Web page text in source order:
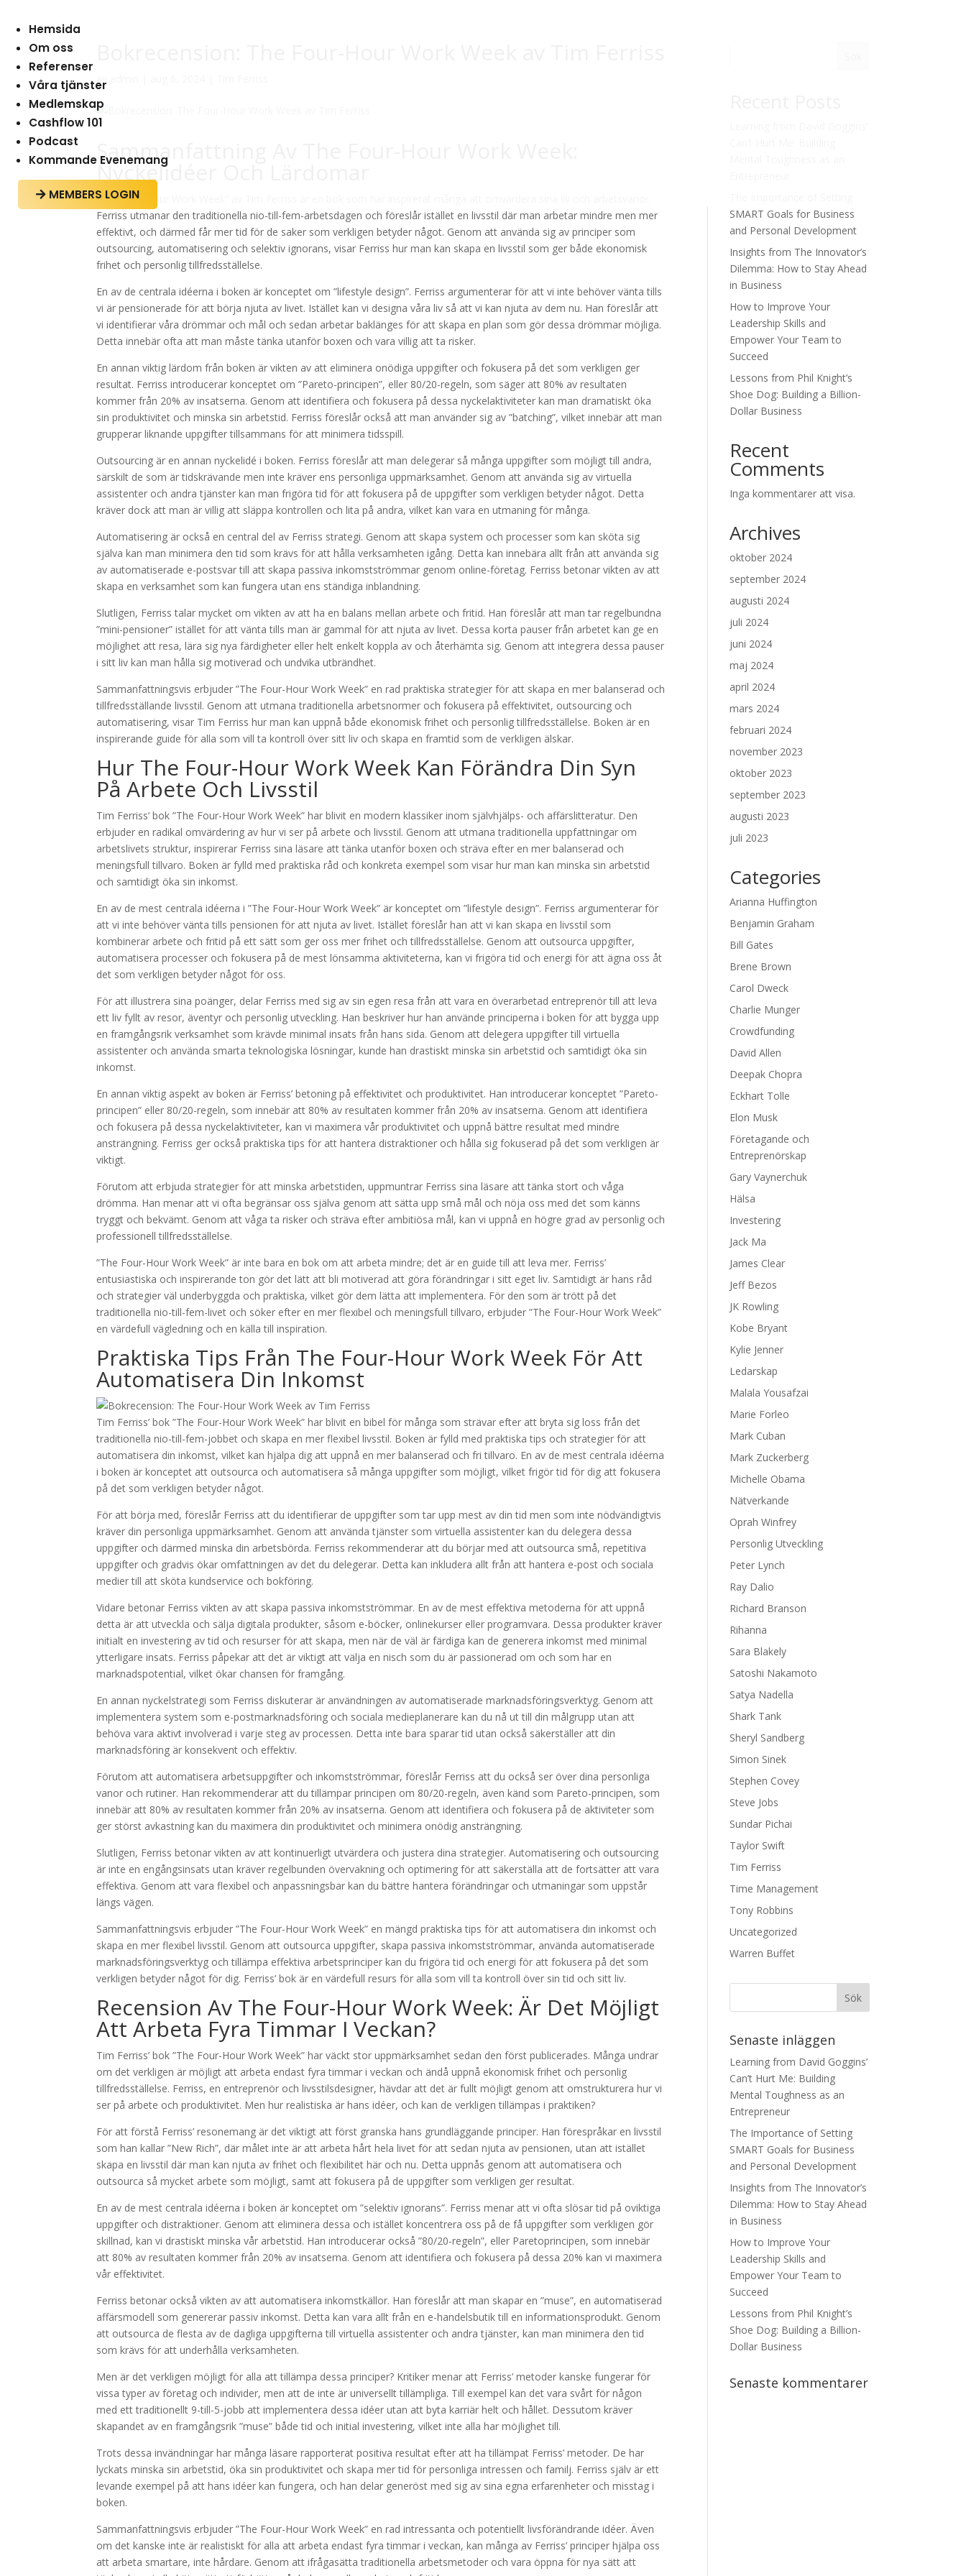
Hemsida
Om oss
Referenser
Våra tjänster
Medlemskap
Cashflow 101
Podcast
Kommande Evenemang
 MEMBERS LOGIN
Sammanfattning Av The Four-Hour Work Week:
Nyckelidéer Och Lärdomar
”The Four-Hour Work Week” av Tim Ferriss är en bok som har inspirerat många att omvärdera sina liv och arbetsvanor.
Ferriss utmanar den traditionella nio-till-fem-arbetsdagen och föreslår istället en livsstil där man arbetar mindre men mer
effektivt, och därmed får mer tid för de saker som verkligen betyder något. Genom att använda sig av principer som
outsourcing, automatisering och selektiv ignorans, visar Ferriss hur man kan skapa en livsstil som ger både ekonomisk
frihet och personlig tillfredsställelse.
En av de centrala idéerna i boken är konceptet om ”lifestyle design”. Ferriss argumenterar för att vi inte behöver vänta tills
vi är pensionerade för att börja njuta av livet. Istället kan vi designa våra liv så att vi kan njuta av dem nu. Han föreslår att
vi identifierar våra drömmar och mål och sedan arbetar baklänges för att skapa en plan som gör dessa drömmar möjliga.
Detta innebär ofta att man måste tänka utanför boxen och vara villig att ta risker.
En annan viktig lärdom från boken är vikten av att eliminera onödiga uppgifter och fokusera på det som verkligen ger
resultat. Ferriss introducerar konceptet om ”Pareto-principen”, eller 80/20-regeln, som säger att 80% av resultaten
kommer från 20% av insatserna. Genom att identifiera och fokusera på dessa nyckelaktiviteter kan man dramatiskt öka
sin produktivitet och minska sin arbetstid. Ferriss föreslår också att man använder sig av ”batching”, vilket innebär att man
grupperar liknande uppgifter tillsammans för att minimera tidsspill.
Outsourcing är en annan nyckelidé i boken. Ferriss föreslår att man delegerar så många uppgifter som möjligt till andra,
särskilt de som är tidskrävande men inte kräver ens personliga uppmärksamhet. Genom att använda sig av virtuella
assistenter och andra tjänster kan man frigöra tid för att fokusera på de uppgifter som verkligen betyder något. Detta
kräver dock att man är villig att släppa kontrollen och lita på andra, vilket kan vara en utmaning för många.
Automatisering är också en central del av Ferriss strategi. Genom att skapa system och processer som kan sköta sig
själva kan man minimera den tid som krävs för att hålla verksamheten igång. Detta kan innebära allt från att använda sig
av automatiserade e-postsvar till att skapa passiva inkomstströmmar genom online-företag. Ferriss betonar vikten av att
skapa en verksamhet som kan fungera utan ens ständiga inblandning.
Slutligen, Ferriss talar mycket om vikten av att ha en balans mellan arbete och fritid. Han föreslår att man tar regelbundna
”mini-pensioner” istället för att vänta tills man är gammal för att njuta av livet. Dessa korta pauser från arbetet kan ge en
möjlighet att resa, lära sig nya färdigheter eller helt enkelt koppla av och återhämta sig. Genom att integrera dessa pauser
i sitt liv kan man hålla sig motiverad och undvika utbrändhet.
Sammanfattningsvis erbjuder ”The Four-Hour Work Week” en rad praktiska strategier för att skapa en mer balanserad och
tillfredsställande livsstil. Genom att utmana traditionella arbetsnormer och fokusera på effektivitet, outsourcing och
automatisering, visar Tim Ferriss hur man kan uppnå både ekonomisk frihet och personlig tillfredsställelse. Boken är en
inspirerande guide för alla som vill ta kontroll över sitt liv och skapa en framtid som de verkligen älskar.
Hur The Four-Hour Work Week Kan Förändra Din Syn
På Arbete Och Livsstil
Tim Ferriss’ bok ”The Four-Hour Work Week” har blivit en modern klassiker inom självhjälps- och affärslitteratur. Den
erbjuder en radikal omvärdering av hur vi ser på arbete och livsstil. Genom att utmana traditionella uppfattningar om
arbetslivets struktur, inspirerar Ferriss sina läsare att tänka utanför boxen och sträva efter en mer balanserad och
meningsfull tillvaro. Boken är fylld med praktiska råd och konkreta exempel som visar hur man kan minska sin arbetstid
och samtidigt öka sin inkomst.
En av de mest centrala idéerna i ”The Four-Hour Work Week” är konceptet om ”lifestyle design”. Ferriss argumenterar för
att vi inte behöver vänta tills pensionen för att njuta av livet. Istället föreslår han att vi kan skapa en livsstil som
kombinerar arbete och fritid på ett sätt som ger oss mer frihet och tillfredsställelse. Genom att outsourca uppgifter,
automatisera processer och fokusera på de mest lönsamma aktiviteterna, kan vi frigöra tid och energi för att ägna oss åt
det som verkligen betyder något för oss.
För att illustrera sina poänger, delar Ferriss med sig av sin egen resa från att vara en överarbetad entreprenör till att leva
ett liv fyllt av resor, äventyr och personlig utveckling. Han beskriver hur han använde principerna i boken för att bygga upp
en framgångsrik verksamhet som krävde minimal insats från hans sida. Genom att delegera uppgifter till virtuella
assistenter och använda smarta teknologiska lösningar, kunde han drastiskt minska sin arbetstid och samtidigt öka sin
inkomst.
En annan viktig aspekt av boken är Ferriss’ betoning på effektivitet och produktivitet. Han introducerar konceptet ”Pareto-
principen” eller 80/20-regeln, som innebär att 80% av resultaten kommer från 20% av insatserna. Genom att identifiera
och fokusera på dessa nyckelaktiviteter, kan vi maximera vår produktivitet och uppnå bättre resultat med mindre
ansträngning. Ferriss ger också praktiska tips för att hantera distraktioner och hålla sig fokuserad på det som verkligen är
viktigt.
Förutom att erbjuda strategier för att minska arbetstiden, uppmuntrar Ferriss sina läsare att tänka stort och våga
drömma. Han menar att vi ofta begränsar oss själva genom att sätta upp små mål och nöja oss med det som känns
tryggt och bekvämt. Genom att våga ta risker och sträva efter ambitiösa mål, kan vi uppnå en högre grad av personlig och
professionell tillfredsställelse.
”The Four-Hour Work Week” är inte bara en bok om att arbeta mindre; det är en guide till att leva mer. Ferriss’
entusiastiska och inspirerande ton gör det lätt att bli motiverad att göra förändringar i sitt eget liv. Samtidigt är hans råd
och strategier väl underbyggda och praktiska, vilket gör dem lätta att implementera. För den som är trött på det
traditionella nio-till-fem-livet och söker efter en mer flexibel och meningsfull tillvaro, erbjuder ”The Four-Hour Work Week”
en värdefull vägledning och en källa till inspiration.
Praktiska Tips Från The Four-Hour Work Week För Att
Automatisera Din Inkomst
Tim Ferriss’ bok ”The Four-Hour Work Week” har blivit en bibel för många som strävar efter att bryta sig loss från det
traditionella nio-till-fem-jobbet och skapa en mer flexibel livsstil. Boken är fylld med praktiska tips och strategier för att
automatisera din inkomst, vilket kan hjälpa dig att uppnå en mer balanserad och fri tillvaro. En av de mest centrala idéerna
i boken är konceptet att outsourca och automatisera så många uppgifter som möjligt, vilket frigör tid för dig att fokusera
på det som verkligen betyder något.
För att börja med, föreslår Ferriss att du identifierar de uppgifter som tar upp mest av din tid men som inte nödvändigtvis
kräver din personliga uppmärksamhet. Genom att använda tjänster som virtuella assistenter kan du delegera dessa
uppgifter och därmed minska din arbetsbörda. Ferriss rekommenderar att du börjar med att outsourca små, repetitiva
uppgifter och gradvis ökar omfattningen av det du delegerar. Detta kan inkludera allt från att hantera e-post och sociala
medier till att sköta kundservice och bokföring.
Vidare betonar Ferriss vikten av att skapa passiva inkomstströmmar. En av de mest effektiva metoderna för att uppnå
detta är att utveckla och sälja digitala produkter, såsom e-böcker, onlinekurser eller programvara. Dessa produkter kräver
initialt en investering av tid och resurser för att skapa, men när de väl är färdiga kan de generera inkomst med minimal
ytterligare insats. Ferriss påpekar att det är viktigt att välja en nisch som du är passionerad om och som har en
marknadspotential, vilket ökar chansen för framgång.
En annan nyckelstrategi som Ferriss diskuterar är användningen av automatiserade marknadsföringsverktyg. Genom att
implementera system som e-postmarknadsföring och sociala medieplanerare kan du nå ut till din målgrupp utan att
behöva vara aktivt involverad i varje steg av processen. Detta inte bara sparar tid utan också säkerställer att din
marknadsföring är konsekvent och effektiv.
Förutom att automatisera arbetsuppgifter och inkomstströmmar, föreslår Ferriss att du också ser över dina personliga
vanor och rutiner. Han rekommenderar att du tillämpar principen om 80/20-regeln, även känd som Pareto-principen, som
innebär att 80% av resultaten kommer från 20% av insatserna. Genom att identifiera och fokusera på de aktiviteter som
ger störst avkastning kan du maximera din produktivitet och minimera onödig ansträngning.
Slutligen, Ferriss betonar vikten av att kontinuerligt utvärdera och justera dina strategier. Automatisering och outsourcing
är inte en engångsinsats utan kräver regelbunden övervakning och optimering för att säkerställa att de fortsätter att vara
effektiva. Genom att vara flexibel och anpassningsbar kan du bättre hantera förändringar och utmaningar som uppstår
längs vägen.
Sammanfattningsvis erbjuder ”The Four-Hour Work Week” en mängd praktiska tips för att automatisera din inkomst och
skapa en mer flexibel livsstil. Genom att outsourca uppgifter, skapa passiva inkomstströmmar, använda automatiserade
marknadsföringsverktyg och tillämpa effektiva arbetsprinciper kan du frigöra tid och energi för att fokusera på det som
verkligen betyder något för dig. Ferriss’ bok är en värdefull resurs för alla som vill ta kontroll över sin tid och sitt liv.
Recension Av The Four-Hour Work Week: Är Det Möjligt
Att Arbeta Fyra Timmar I Veckan?
Tim Ferriss’ bok ”The Four-Hour Work Week” har väckt stor uppmärksamhet sedan den först publicerades. Många undrar
om det verkligen är möjligt att arbeta endast fyra timmar i veckan och ändå uppnå ekonomisk frihet och personlig
tillfredsställelse. Ferriss, en entreprenör och livsstilsdesigner, hävdar att det är fullt möjligt genom att omstrukturera hur vi
ser på arbete och produktivitet. Men hur realistiska är hans idéer, och kan de verkligen tillämpas i praktiken?
För att förstå Ferriss’ resonemang är det viktigt att först granska hans grundläggande principer. Han förespråkar en livsstil
som han kallar ”New Rich”, där målet inte är att arbeta hårt hela livet för att sedan njuta av pensionen, utan att istället
skapa en livsstil där man kan njuta av frihet och flexibilitet här och nu. Detta uppnås genom att automatisera och
outsourca så mycket arbete som möjligt, samt att fokusera på de uppgifter som verkligen ger resultat.
En av de mest centrala idéerna i boken är konceptet om ”selektiv ignorans”. Ferriss menar att vi ofta slösar tid på oviktiga
uppgifter och distraktioner. Genom att eliminera dessa och istället koncentrera oss på de få uppgifter som verkligen gör
skillnad, kan vi drastiskt minska vår arbetstid. Han introducerar också ”80/20-regeln”, eller Paretoprincipen, som innebär
att 80% av resultaten kommer från 20% av insatserna. Genom att identifiera och fokusera på dessa 20% kan vi maximera
vår effektivitet.
Ferriss betonar också vikten av att automatisera inkomstkällor. Han föreslår att man skapar en ”muse”, en automatiserad
affärsmodell som genererar passiv inkomst. Detta kan vara allt från en e-handelsbutik till en informationsprodukt. Genom
att outsourca de flesta av de dagliga uppgifterna till virtuella assistenter och andra tjänster, kan man minimera den tid
som krävs för att underhålla verksamheten.
Men är det verkligen möjligt för alla att tillämpa dessa principer? Kritiker menar att Ferriss’ metoder kanske fungerar för
vissa typer av företag och individer, men att de inte är universellt tillämpliga. Till exempel kan det vara svårt för någon
med ett traditionellt 9-till-5-jobb att implementera dessa idéer utan att byta karriär helt och hållet. Dessutom kräver
skapandet av en framgångsrik ”muse” både tid och initial investering, vilket inte alla har möjlighet till.
Trots dessa invändningar har många läsare rapporterat positiva resultat efter att ha tillämpat Ferriss’ metoder. De har
lyckats minska sin arbetstid, öka sin produktivitet och skapa mer tid för personliga intressen och familj. Ferriss själv är ett
levande exempel på att hans idéer kan fungera, och han delar generöst med sig av sina egna erfarenheter och misstag i
boken.
Sammanfattningsvis erbjuder ”The Four-Hour Work Week” en rad intressanta och potentiellt livsförändrande idéer. Även
om det kanske inte är realistiskt för alla att arbeta endast fyra timmar i veckan, kan många av Ferriss’ principer hjälpa oss
att arbeta smartare, inte hårdare. Genom att ifrågasätta traditionella arbetsmetoder och vara öppna för nya sätt att
SMART Goals for Business
and Personal Development
Insights from The Innovator’s
Dilemma: How to Stay Ahead
in Business
How to Improve Your
Leadership Skills and
Empower Your Team to
Succeed
Lessons from Phil Knight’s
Shoe Dog: Building a Billion-
Dollar Business
Recent
Comments
Inga kommentarer att visa.
Archives
oktober 2024
september 2024
augusti 2024
juli 2024
juni 2024
maj 2024
april 2024
mars 2024
februari 2024
november 2023
oktober 2023
september 2023
augusti 2023
juli 2023
Categories
Arianna Huffington
Benjamin Graham
Bill Gates
Brene Brown
Carol Dweck
Charlie Munger
Crowdfunding
David Allen
Deepak Chopra
Eckhart Tolle
Elon Musk
Företagande och
Entreprenörskap
Gary Vaynerchuk
Hälsa
Investering
Jack Ma
James Clear
Jeff Bezos
JK Rowling
Kobe Bryant
Kylie Jenner
Ledarskap
Malala Yousafzai
Marie Forleo
Mark Cuban
Mark Zuckerberg
Michelle Obama
Nätverkande
Oprah Winfrey
Personlig Utveckling
Peter Lynch
Ray Dalio
Richard Branson
Rihanna
Sara Blakely
Satoshi Nakamoto
Satya Nadella
Shark Tank
Sheryl Sandberg
Simon Sinek
Stephen Covey
Steve Jobs
Sundar Pichai
Taylor Swift
Tim Ferriss
Time Management
Tony Robbins
Uncategorized
Warren Buffet
Senaste inläggen
Learning from David Goggins’
Can’t Hurt Me: Building
Mental Toughness as an
Entrepreneur
The Importance of Setting
SMART Goals for Business
and Personal Development
Insights from The Innovator’s
Dilemma: How to Stay Ahead
in Business
How to Improve Your
Leadership Skills and
Empower Your Team to
Succeed
Lessons from Phil Knight’s
Shoe Dog: Building a Billion-
Dollar Business
Senaste kommentarer